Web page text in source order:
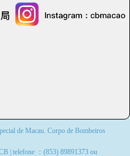
de Macau. Corpo de Bombeiros
| telefone ：(853) 89891373 ou